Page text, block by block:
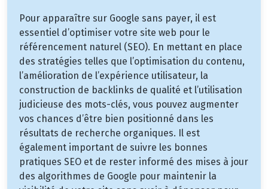
Pour apparaître sur Google sans payer, il est
essentiel d’optimiser votre site web pour le
référencement naturel (SEO). En mettant en place
des stratégies telles que l’optimisation du contenu,
l’amélioration de l’expérience utilisateur, la
construction de backlinks de qualité et l’utilisation
judicieuse des mots-clés, vous pouvez augmenter
vos chances d’être bien positionné dans les
résultats de recherche organiques. Il est
également important de suivre les bonnes
pratiques SEO et de rester informé des mises à jour
des algorithmes de Google pour maintenir la